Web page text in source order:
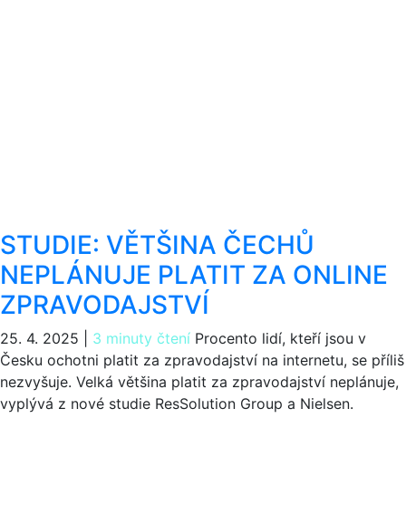
STUDIE: VĚTŠINA ČECHŮ
NEPLÁNUJE PLATIT ZA ONLINE
ZPRAVODAJSTVÍ
25. 4. 2025 3 minuty čtení Procento lidí, kteří jsou v
Česku ochotni platit za zpravodajství na internetu, se příliš
nezvyšuje. Velká většina platit za zpravodajství neplánuje,
vyplývá z nové studie ResSolution Group a Nielsen.